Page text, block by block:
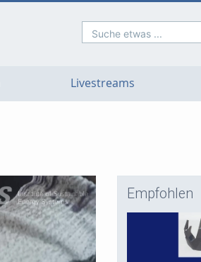
Suche etwas ...
Livestreams
Empfohlen